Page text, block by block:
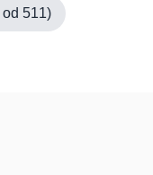
od 511)